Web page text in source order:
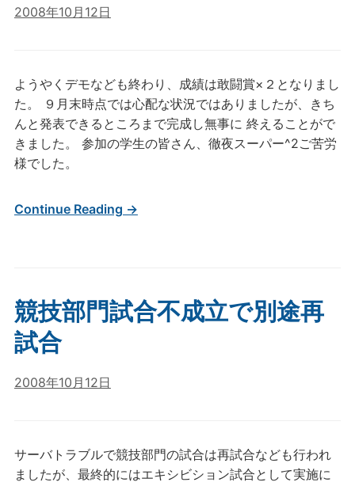
2008年10月12日
ようやくデモなども終わり、成績は敢闘賞×２となりまし
た。 ９月末時点では心配な状況ではありましたが、きち
んと発表できるところまで完成し無事に 終えることがで
きました。 参加の学生の皆さん、徹夜スーパー^2ご苦労
様でした。
Continue Reading →
競技部門試合不成立で別途再
試合
2008年10月12日
サーバトラブルで競技部門の試合は再試合なども行われ
ましたが、最終的にはエキシビション試合として実施に